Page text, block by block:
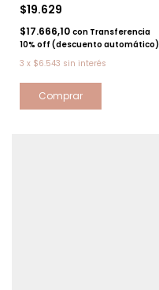
$19.629
$17.666,10 con Transferencia
10% off (descuento automático)
3 x $6.543 sin interés